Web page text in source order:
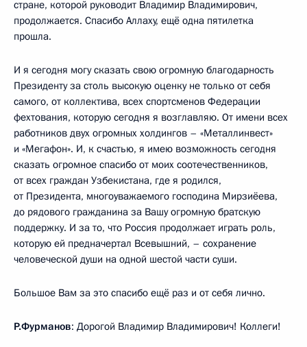
стране, которой руководит Владимир Владимирович,
продолжается. Спасибо Аллаху, ещё одна пятилетка
прошла.
И я сегодня могу сказать свою огромную благодарность
Президенту за столь высокую оценку не только от себя
самого, от коллектива, всех спортсменов Федерации
фехтования, которую сегодня я возглавляю. От имени всех
работников двух огромных холдингов – «Металлинвест»
и «Мегафон». И, к счастью, я имею возможность сегодня
сказать огромное спасибо от моих соотечественников,
от всех граждан Узбекистана, где я родился,
от Президента, многоуважаемого господина Мирзиёева,
до рядового гражданина за Вашу огромную братскую
поддержку. И за то, что Россия продолжает играть роль,
которую ей предначертал Всевышний, – сохранение
человеческой души на одной шестой части суши.
Большое Вам за это спасибо ещё раз и от себя лично.
Р.Фурманов: Дорогой Владимир Владимирович! Коллеги!